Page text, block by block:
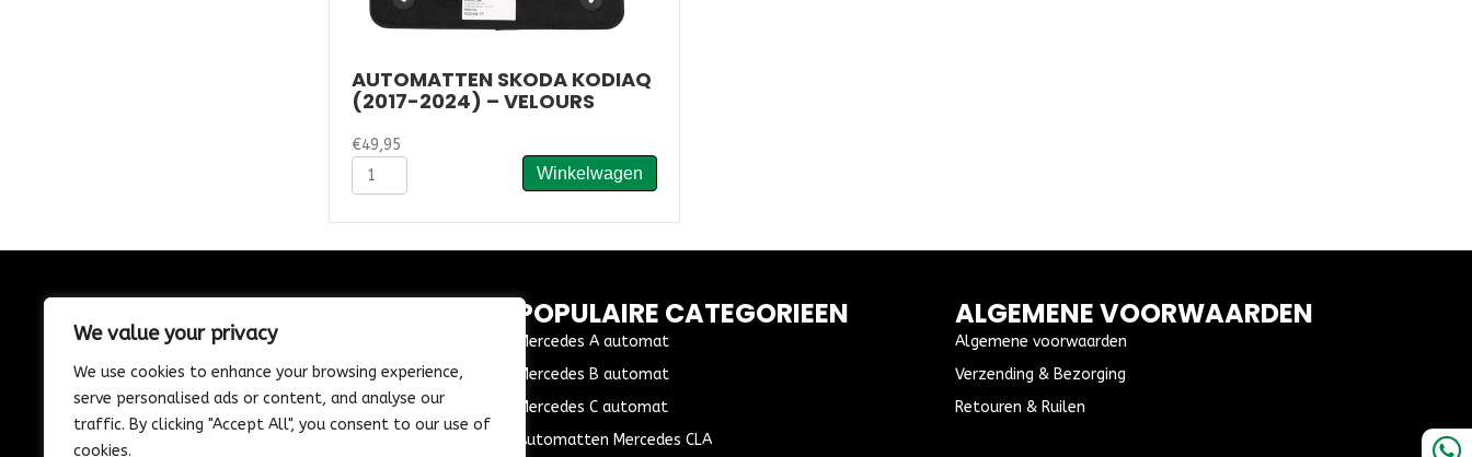
We value your privacy
We use cookies to enhance your browsing experience,
serve personalised ads or content, and analyse our
traffic. By clicking "Accept All", you consent to our use of
cookies.
AUTOMATTEN SKODA KODIAQ
(2017-2024) – VELOURS
€49,95
Automatten
Skoda
2024)
Velours
Winkelwagen
085-1302975
Nijverheidstraat 21
Wijk en Aalburg
info@vosautospeciaalzaak.nl
POPULAIRE CATEGORIEEN
Mercedes A automat
Mercedes B automat
Mercedes C automat
Automatten Mercedes CLA
ALGEMENE VOORWAARDEN
Algemene voorwaarden
Verzending & Bezorging
Retouren & Ruilen